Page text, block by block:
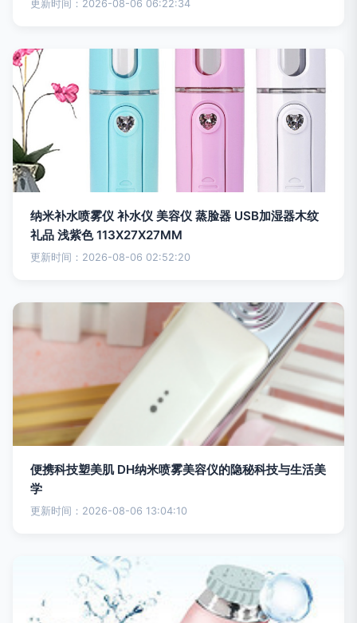
更新时间：2026-08-06 06:22:34
纳米补水喷雾仪 补水仪 美容仪 蒸脸器 USB加湿器木纹
礼品 浅紫色 113X27X27MM
更新时间：2026-08-06 02:52:20
便携科技塑美肌 DH纳米喷雾美容仪的隐秘科技与生活美
学
更新时间：2026-08-06 13:04:10